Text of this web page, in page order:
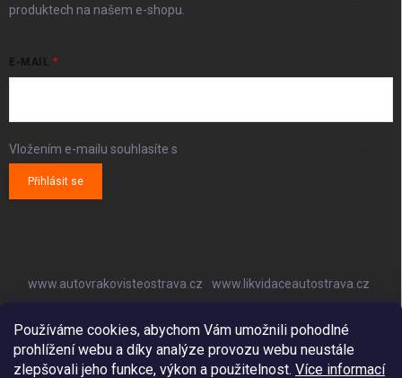
Používáme cookies, abychom Vám umožnili pohodlné
prohlížení webu a díky analýze provozu webu neustále
zlepšovali jeho funkce, výkon a použitelnost. Více informací
produktech na našem e-shopu.
E-MAIL
Vložením e-mailu souhlasíte s
Přihlásit se
www.autovrakovisteostrava.cz
www.likvidaceautostrava.cz